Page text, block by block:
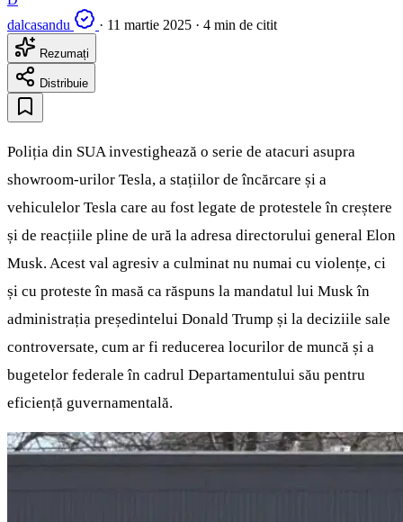
dalcasandu
· 11 martie 2025 · 4 min de citit
Rezumați
Distribuie
Poliția din SUA investighează o serie de atacuri asupra
showroom-urilor Tesla, a stațiilor de încărcare și a
vehiculelor Tesla care au fost legate de protestele în creștere
și de reacțiile pline de ură la adresa directorului general Elon
Musk. Acest val agresiv a culminat nu numai cu violențe, ci
și cu proteste în masă ca răspuns la mandatul lui Musk în
administrația președintelui Donald Trump și la deciziile sale
controversate, cum ar fi reducerea locurilor de muncă și a
bugetelor federale în cadrul Departamentului său pentru
eficiență guvernamentală.